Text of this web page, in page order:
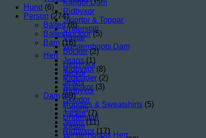
Kängor Dam
Ridbyxor
Skjortor & Toppar
Underställ
Västar
Westernboots Dam
Herr
Herrtröjor
Jackor
Jeans
Ridbyxor
Skjortor
T-shirts
Underställ
Västar
Westernboots Herr
Hund (6)
Person (274)
Bälten (8)
Bältesbucklor (5)
Barn (16)
Böcker (2)
Jeans (1)
Ridbyxor (8)
Ridkläder (2)
Stallskor (3)
Dam (69)
Hoodies & Sweatshirts (5)
Jackor (7)
Jeans (11)
Ridbyxor (17)